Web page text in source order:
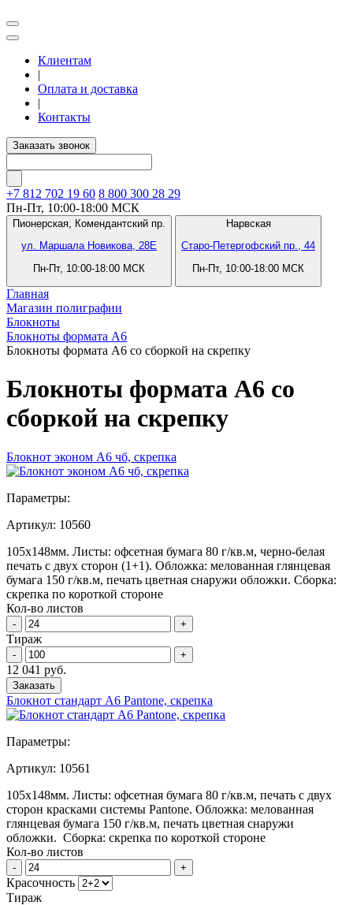
Клиентам
|
Оплата и доставка
|
Контакты
Заказать звонок
+7 812 702 19 60 8 800 300 28 29
Пн-Пт, 10:00-18:00 МСК
Пионерская, Комендантский пр.
ул. Маршала Новикова, 28Е
Пн-Пт, 10:00-18:00 МСК
Нарвская
Старо-Петергофский пр., 44
Пн-Пт, 10:00-18:00 МСК
Главная
Магазин полиграфии
Блокноты
Блокноты формата А6
Блокноты формата А6 со сборкой на скрепку
Блокноты формата А6 со
сборкой на скрепку
Блокнот эконом А6 чб, скрепка
Параметры:
Артикул: 10560
105х148мм. Листы: офсетная бумага 80 г/кв.м, черно-белая
печать с двух сторон (1+1). Обложка: мелованная глянцевая
бумага 150 г/кв.м, печать цветная снаружи обложки. Сборка:
скрепка по короткой стороне
Кол-во листов
- +
Тираж
- +
12 041 руб.
Заказать
Блокнот стандарт А6 Pantone, скрепка
Параметры:
Артикул: 10561
105х148мм. Листы: офсетная бумага 80 г/кв.м, печать с двух
сторон красками системы Pantone. Обложка: мелованная
глянцевая бумага 150 г/кв.м, печать цветная снаружи
обложки. Сборка: скрепка по короткой стороне
Кол-во листов
- +
Красочность
Тираж